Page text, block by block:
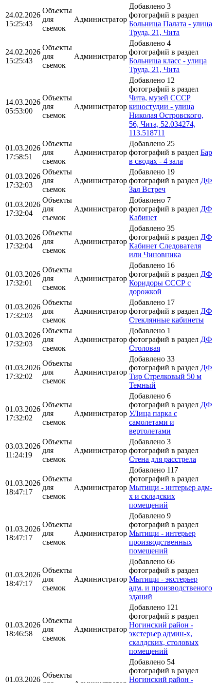
24.02.2026
15:25:43
Объекты
для
съемок
Администратор
Добавлено 3
фотографий в раздел
Больница Палата - улица
Труда, 21, Чита
24.02.2026
15:25:43
Объекты
для
съемок
Администратор
Добавлено 4
фотографий в раздел
Больница класс - улица
Труда, 21, Чита
14.03.2026
05:53:00
Объекты
для
съемок
Администратор
Добавлено 12
фотографий в раздел
Чита, музей СССР
киностудии - улица
Николая Островского,
56, Чита, 52.034274,
113.518711
01.03.2026
17:58:51
Объекты
для
съемок
Администратор
Добавлено 25
фотографий в раздел Бар
в сводах - 4 зала
01.03.2026
17:32:03
Объекты
для
съемок
Администратор
Добавлено 19
фотографий в раздел ДФ
Зал Встреч
01.03.2026
17:32:04
Объекты
для
съемок
Администратор
Добавлено 7
фотографий в раздел ДФ
Кабинет
01.03.2026
17:32:04
Объекты
для
съемок
Администратор
Добавлено 35
фотографий в раздел ДФ
Кабинет Следователя
или Чиновника
01.03.2026
17:32:01
Объекты
для
съемок
Администратор
Добавлено 16
фотографий в раздел ДФ
Коридоры СССР с
дорожкой
01.03.2026
17:32:03
Объекты
для
съемок
Администратор
Добавлено 17
фотографий в раздел ДФ
Стеклянные кабинеты
01.03.2026
17:32:03
Объекты
для
съемок
Администратор
Добавлено 1
фотографий в раздел ДФ
Столовая
01.03.2026
17:32:02
Объекты
для
съемок
Администратор
Добавлено 33
фотографий в раздел ДФ
Тир Стрелковый 50 м
Темный
01.03.2026
17:32:02
Объекты
для
съемок
Администратор
Добавлено 6
фотографий в раздел ДФ
УЛица парка с
самолетами и
вертолетами
03.03.2026
11:24:19
Объекты
для
съемок
Администратор
Добавлено 3
фотографий в раздел
Стена для расстрела
01.03.2026
18:47:17
Объекты
для
съемок
Администратор
Добавлено 117
фотографий в раздел
Мытищи - интерьер адм-
х и складских
помещений
01.03.2026
18:47:17
Объекты
для
съемок
Администратор
Добавлено 9
фотографий в раздел
Мытищи - интерьер
производственных
помещений
01.03.2026
18:47:17
Объекты
для
съемок
Администратор
Добавлено 66
фотографий в раздел
Мытищи - экстерьер
адм. и производственого
зданий
01.03.2026
18:46:58
Объекты
для
съемок
Администратор
Добавлено 121
фотографий в раздел
Ногинский район -
экстерьер админ-х,
скалдских, столовых
помещений
01.03.2026
Объекты
Добавлено 54
фотографий в раздел
Ногинский район -